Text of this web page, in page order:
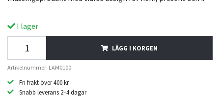
I lager
LÄGG I KORGEN
Artikelnummer: LAM0100
Fri frakt över 400 kr
Snabb leverans 2–4 dagar